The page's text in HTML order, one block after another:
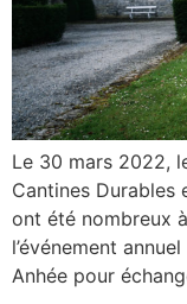
Le 30 mars 2022,
Cantines Durables
ont été nombreux
l’événement
Anhée pour